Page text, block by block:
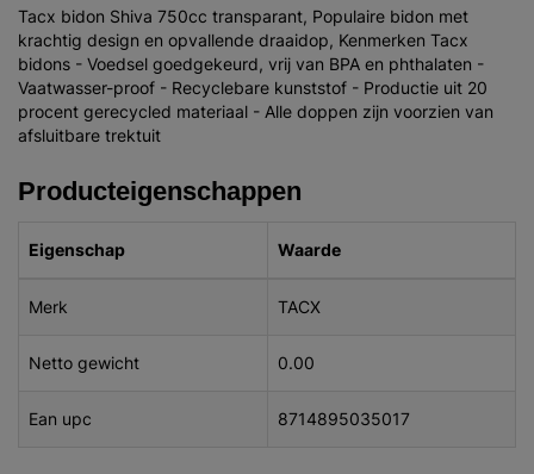
Tacx bidon Shiva 750cc transparant, Populaire bidon met
krachtig design en opvallende draaidop, Kenmerken Tacx
bidons - Voedsel goedgekeurd, vrij van BPA en phthalaten -
Vaatwasser-proof - Recyclebare kunststof - Productie uit 20
procent gerecycled materiaal - Alle doppen zijn voorzien van
afsluitbare trektuit
Producteigenschappen
Eigenschap Waarde
Merk TACX
Netto gewicht 0.00
Ean upc 8714895035017